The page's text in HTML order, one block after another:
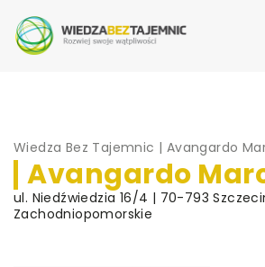
Wiedza Bez Tajemnic | Avangardo
Avangardo
ul. Niedźwiedzia 16/4 | 70-793
Zachodniopomorskie